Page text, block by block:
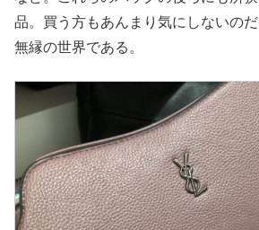
品。買う方もあんまり気にしないの
無縁の世界である。